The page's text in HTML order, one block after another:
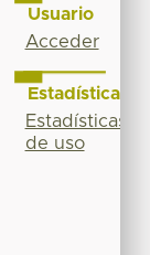
Usuario
Acceder
Estadísticas
Estadísticas
de uso